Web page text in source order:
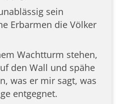
sein
Erbarmen die Völker
Wachtturm stehen,
den Wall und spähe
was er mir sagt, was
entgegnet.